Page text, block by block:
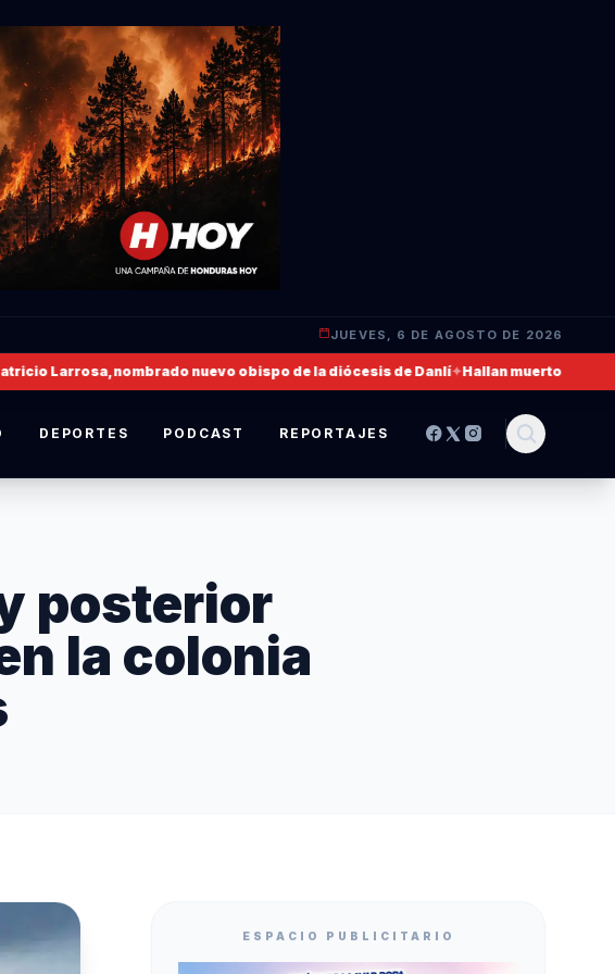
JUEVES, 6 DE AGOSTO DE 2026
nombrado nuevo obispo de la diócesis de Danlí✦Hallan muerto a un militar de
DEPORTES PODCAST REPORTAJES
posterior
la colonia
ESPACIO PUBLICITARIO